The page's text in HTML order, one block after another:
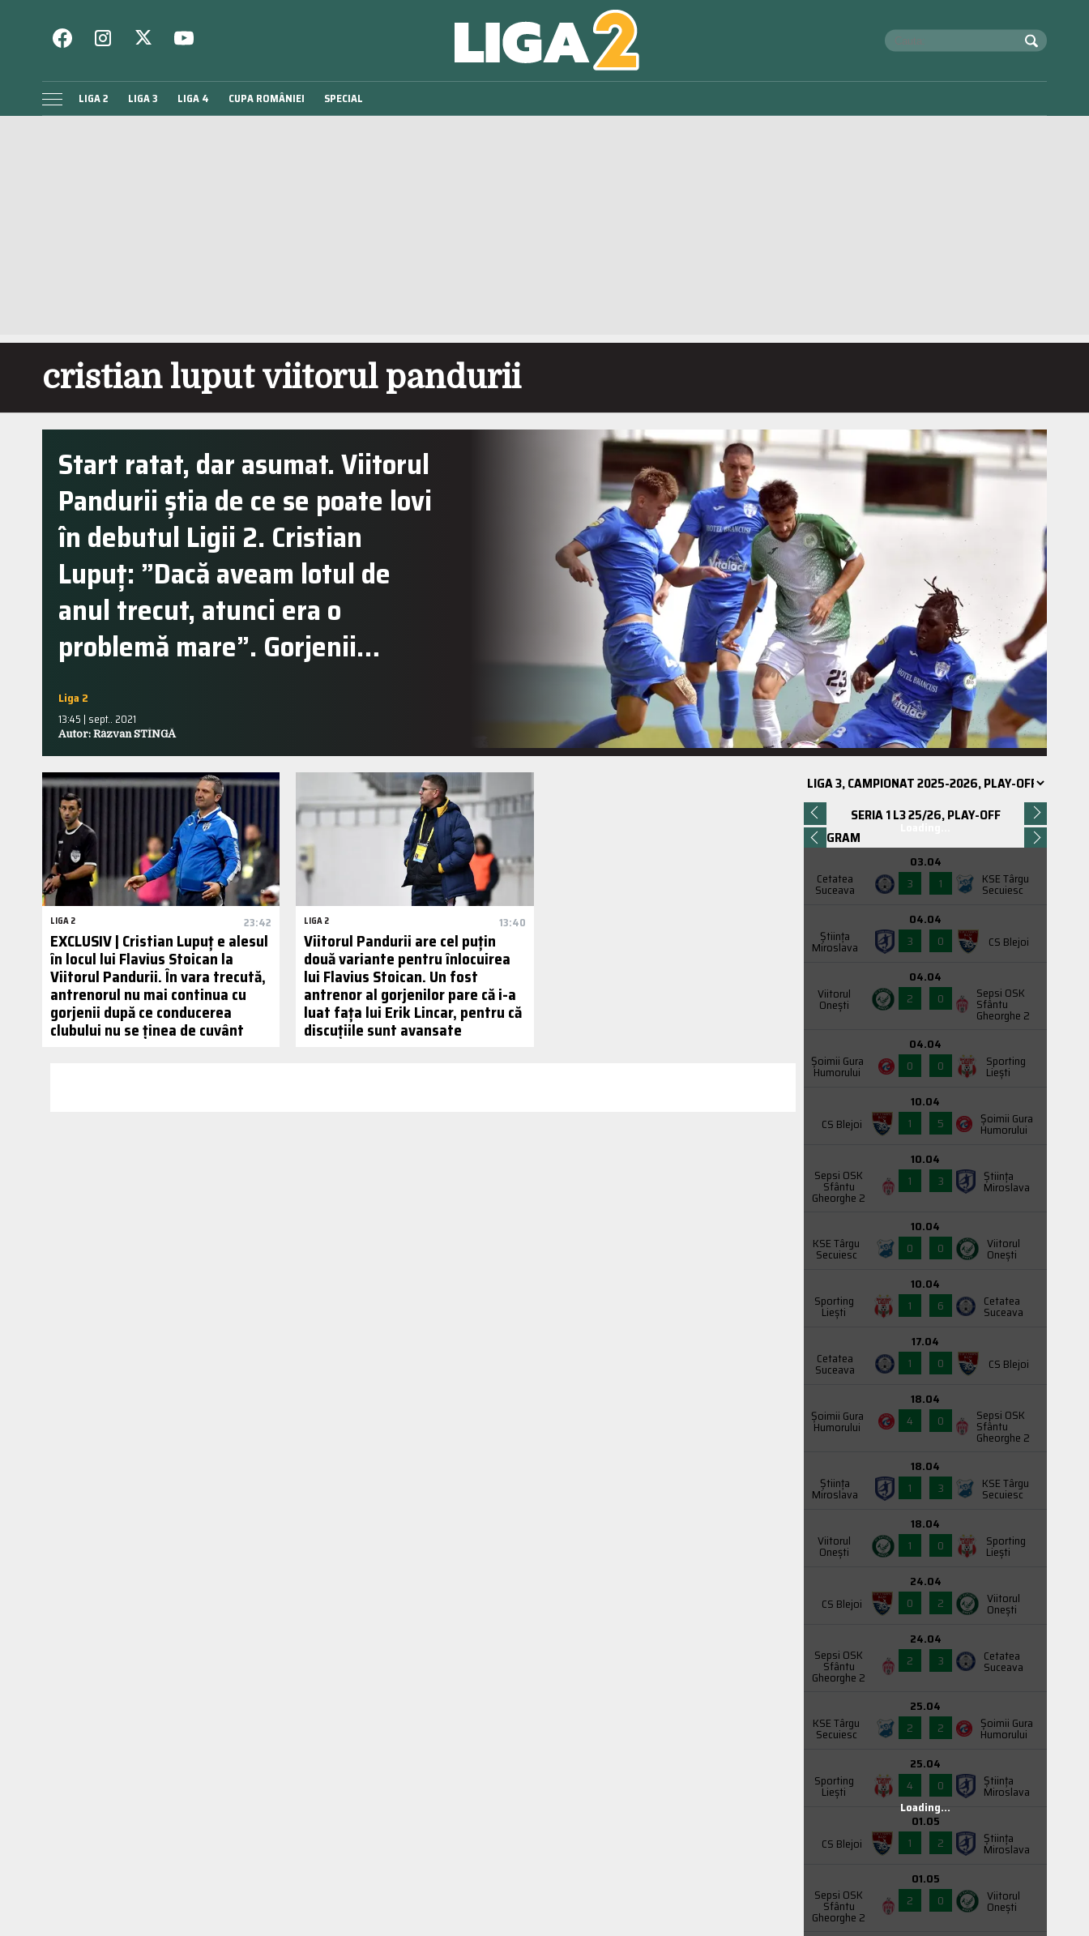
LIGA 2 LIGA 3 LIGA 4 CUPA ROMÂNIEI SPECIAL
cristian luput viitorul pandurii
Start ratat, dar asumat. Viitorul
Pandurii știa de ce se poate lovi
în debutul Ligii 2. Cristian
Lupuț: ”Dacă aveam lotul de
anul trecut, atunci era o
problemă mare”. Gorjenii…
Liga 2
13:45 | sept.. 2021
Autor: Răzvan STÎNGĂ
LIGA 2 23:42
EXCLUSIV | Cristian Lupuț e alesul
în locul lui Flavius Stoican la
Viitorul Pandurii. În vara trecută,
antrenorul nu mai continua cu
gorjenii după ce conducerea
clubului nu se ținea de cuvânt
LIGA 2 13:40
Viitorul Pandurii are cel puțin
două variante pentru înlocuirea
lui Flavius Stoican. Un fost
antrenor al gorjenilor pare că i-a
luat fața lui Erik Lincar, pentru că
discuțiile sunt avansate
SERIA 1 L3 25/26, PLAY-OFF
PROGRAM
Cetatea
Suceava
03.04
3
1 KSE Târgu
Secuiesc
Știința
Miroslava
04.04
3
0 CS Blejoi
Viitorul
Onești
04.04
2
0 Sepsi OSK
Sfântu
Gheorghe 2
Şoimii Gura
Humorului
04.04
0
0 Sporting
Liești
CS Blejoi
10.04
1
5 Şoimii Gura
Humorului
Sepsi OSK
Sfântu
Gheorghe 2
10.04
1
3 Știința
Miroslava
KSE Târgu
Secuiesc
10.04
0
0 Viitorul
Onești
Sporting
Liești
10.04
1
6 Cetatea
Suceava
Cetatea
Suceava
17.04
1
0 CS Blejoi
Şoimii Gura
Humorului
18.04
4
0 Sepsi OSK
Sfântu
Gheorghe 2
Știința
Miroslava
18.04
1
3 KSE Târgu
Secuiesc
Viitorul
Onești
18.04
1
0 Sporting
Liești
CS Blejoi
24.04
0
2 Viitorul
Onești
Sepsi OSK
Sfântu
Gheorghe 2
24.04
2
3 Cetatea
Suceava
KSE Târgu
Secuiesc
25.04
2
2 Şoimii Gura
Humorului
Sporting
Liești
25.04
4
0 Știința
Miroslava
CS Blejoi
01.05
1
2 Știința
Miroslava
Sepsi OSK
Sfântu
Gheorghe 2
01.05
2
0 Viitorul
Onești
Loading...